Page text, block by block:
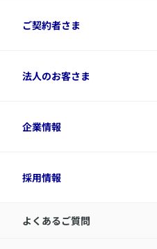
保険をご検討中のお客さまトッ
資料請求
変額保険各種情報
ご契約者さま
ご契約者さまトップ
デジタル約款
令和8年（2026年）分の生命
アクサのネット完結保険（旧
法人のお客さま
法人のお客さまトップ
経営者サポートサービス
企業情報
企業情報トップ
アクサ生命が選ばれる理由
採用情報
採用情報トップ
よくあるご質問